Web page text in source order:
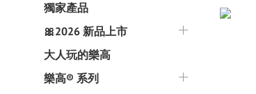
獨家產品
🎀2026 新品上市
大人玩的樂高
樂高® 系列